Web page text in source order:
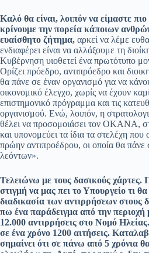
Καλό θα είναι, λοιπόν να είμαστε
κρίνουμε την πορεία κάποιων
ευαίσθητο ζήτημα, αρκεί να λέμε
ενδιαφέρει είναι να αλλάξουμε τη
Κυβέρνηση υιοθετεί ένα πρωτότυπο
Ορίζει πρόεδρο, αντιπρόεδρο και
θα πάνε σε έναν οργανισμό για να
οικονομικό έλεγχο, χωρίς να έχουν
επιστημονικό πρόγραμμα και τις
οργανισμού. Ενώ, λοιπόν, η
θέλει να προσομοιάσει τον ΟΚΑΝΑ,
και υπονομεύει τα ίδια τα στελέχη που
πρώην αντιπροέδρου, οι οποία θα
λεόντων».
Τελειώνω με τους δασικούς χάρτες.
στιγμή να μας πει το Υπουργείο τι
διαδικασία των αντιρρήσεων στους
πω ένα παράδειγμα από την
12.000 αντιρρήσεις στο Νομό
σε ένα χρόνο 1200 αιτήσεις.
σημαίνει ότι σε πάνω από 5 χρόνια